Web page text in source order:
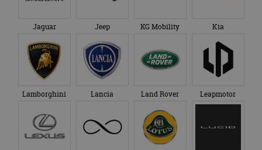
Jaguar Jeep KG Mobility Kia
Lamborghini Lancia Land Rover Leapmotor